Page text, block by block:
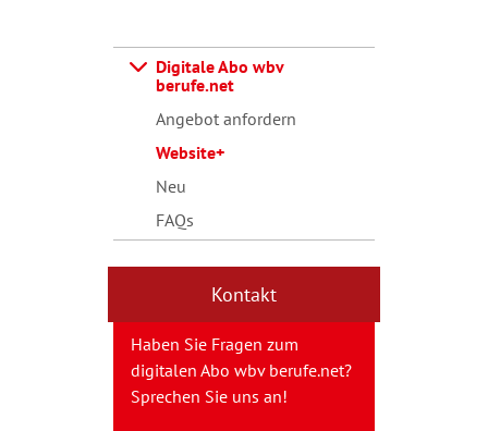
Digitale Abo wbv
berufe.net
Angebot anfordern
Website+
Neu
FAQs
Kontakt
Haben Sie Fragen zum
digitalen Abo wbv berufe.net?
Sprechen Sie uns an!